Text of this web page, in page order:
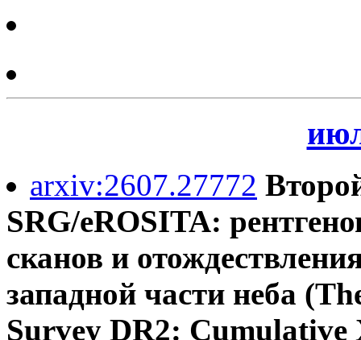
arxiv:2607.27772
SRG/eROSITA:
сканов и
западной части неба
Survey DR2: